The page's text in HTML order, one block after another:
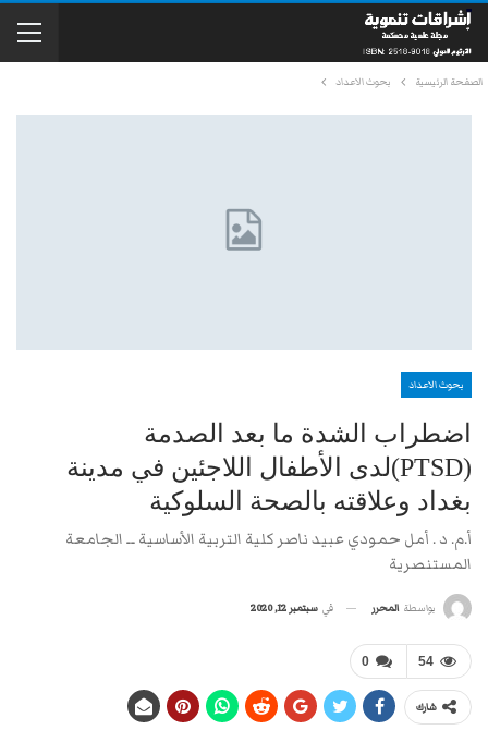
الصفحة الرئيسية بحوث الاعداد
بحوث الاعداد
اضطراب الشدة ما بعد الصدمة
(PTSD)لدى الأطفال اللاجئين في مدينة
بغداد وعلاقته بالصحة السلوكية
أ.م. د . أمل حمودي عبيد ناصر كلية التربية الأساسية ــ الجامعة
المستنصرية
بواسطة المحرر في سبتمبر 12, 2020
0 54
شارك